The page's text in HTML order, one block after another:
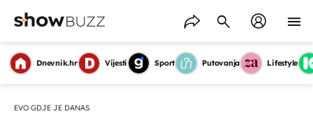
Dnevnik.hr Vijesti Sport Putovanja Lifestyle
EVO GDJE JE DANAS